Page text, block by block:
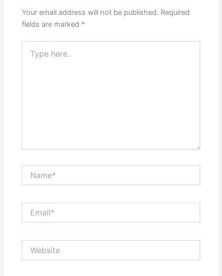
Your email address will not be published. Required
fields are marked *
here..